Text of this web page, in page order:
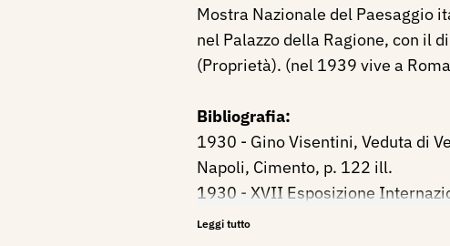
Mostra Nazionale del Paesaggio
nel Palazzo della Ragione, con il
(Proprietà). (nel 1939 vive a
Bibliografia:
1930 - Gino Visentini, Veduta di
Napoli, Cimento, p. 122 ill.
1930 - XVII Esposizione
Città di Venezia, catalogo mostra,
Leggi tutto